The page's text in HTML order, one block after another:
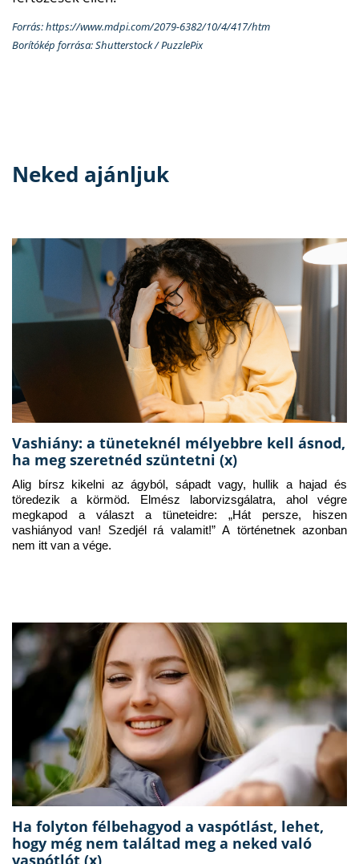
Forrás: https://www.mdpi.com/2079-6382/10/4/417/htm
Borítókép forrása: Shutterstock / PuzzlePix
Neked ajánljuk
Vashiány: a tüneteknél mélyebbre kell ásnod,
ha meg szeretnéd szüntetni (x)
Alig bírsz kikelni az ágyból, sápadt vagy, hullik a hajad és
töredezik a körmöd. Elmész laborvizsgálatra, ahol végre
megkapod a választ a tüneteidre: „Hát persze, hiszen
vashiányod van! Szedjél rá valamit!” A történetnek azonban
nem itt van a vége.
Ha folyton félbehagyod a vaspótlást, lehet,
hogy még nem találtad meg a neked való